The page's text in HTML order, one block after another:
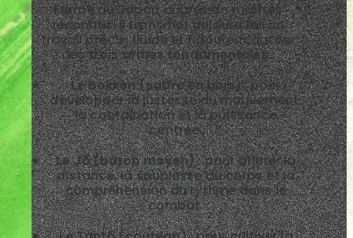
Formé au Japon auprès de maîtres
reconnus, il transmet aujourd’hui un
travail précis, fluide et rigoureux autour
destrois armes fondamentales:
Le Bokken (sabre en bois): pour
développer la justesse du mouvement,
la coordination et la puissance
centrée.
Le Jō (bâton moyen): pour affiner la
distance, la souplesse du corps et la
compréhension du rythme dans le
combat.